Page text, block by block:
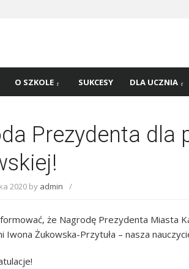
O SZKOLE SUKCESY DLA UCZNIA
Prezydenta dla
2020 by admin /
że Nagrodę Prezydenta Miasta
Iwona Żukowska-Przytuła – nasza